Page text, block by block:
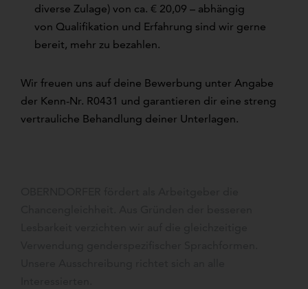
diverse Zulage) von ca. € 20,09 – abhängig
von Qualifikation und Erfahrung sind wir gerne
bereit, mehr zu bezahlen.
Wir freuen uns auf deine Bewerbung unter Angabe
der Kenn-Nr. R0431 und garantieren dir eine streng
vertrauliche Behandlung deiner Unterlagen.